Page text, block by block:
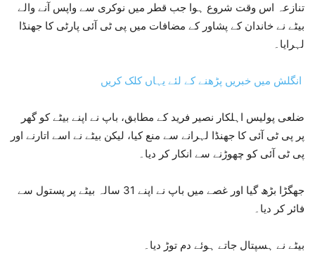
تنازعہ اس وقت شروع ہوا جب قطر میں نوکری سے واپس آنے والے
بیٹے نے خاندان کے پشاور کے مضافات میں پی ٹی آئی پارٹی کا جھنڈا
لہرایا۔
ضلعی پولیس اہلکار نصیر فرید کے مطابق، باپ نے اپنے بیٹے کو گھر
پر پی ٹی آئی کا جھنڈا لہرانے سے منع کیا، لیکن بیٹے نے اسے اتارنے اور
پی ٹی آئی کو چھوڑنے سے انکار کر دیا۔
جھگڑا بڑھ گیا اور غصے میں باپ نے اپنے 31 سالہ بیٹے پر پستول سے
فائر کر دیا۔
بیٹے نے ہسپتال جاتے ہوئے دم توڑ دیا۔